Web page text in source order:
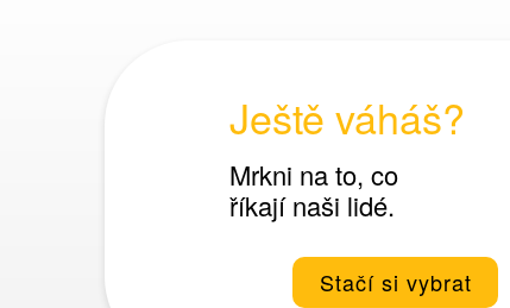
Ještě váháš?
Mrkni na to, co
říkají naši lidé.
Stačí si vybrat